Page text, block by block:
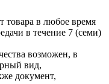
товара в любое время
в течение 7 (семи)
возможен, в
вид,
документ,